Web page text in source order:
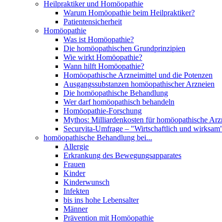
Heilpraktiker und Homöopathie
Warum Homöopathie beim Heilpraktiker?
Patientensicherheit
Homöopathie
Was ist Homöopathie?
Die homöopathischen Grundprinzipien
Wie wirkt Homöopathie?
Wann hilft Homöopathie?
Homöopathische Arzneimittel und die Potenzen
Ausgangssubstanzen homöopathischer Arzneien
Die homöopathische Behandlung
Wer darf homöopathisch behandeln
Homöopathie-Forschung
Mythos: Milliardenkosten für homöopathische
Securvita-Umfrage – "Wirtschaftlich und
homöopathische Behandlung bei...
Allergie
Erkrankung des Bewegungsapparates
Frauen
Kinder
Kinderwunsch
Infekten
bis ins hohe Lebensalter
Männer
Prävention mit Homöopathie